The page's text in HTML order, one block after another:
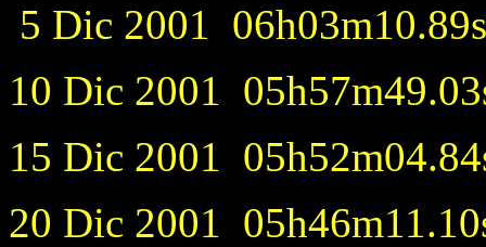
5 Dic 2001
10 Dic 2001
15 Dic 2001
20 Dic 2001